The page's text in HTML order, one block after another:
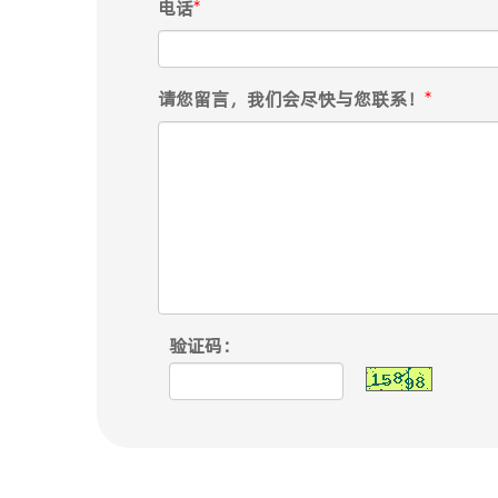
电话*
请您留言，我们会尽快与您联系！ *
验证码：